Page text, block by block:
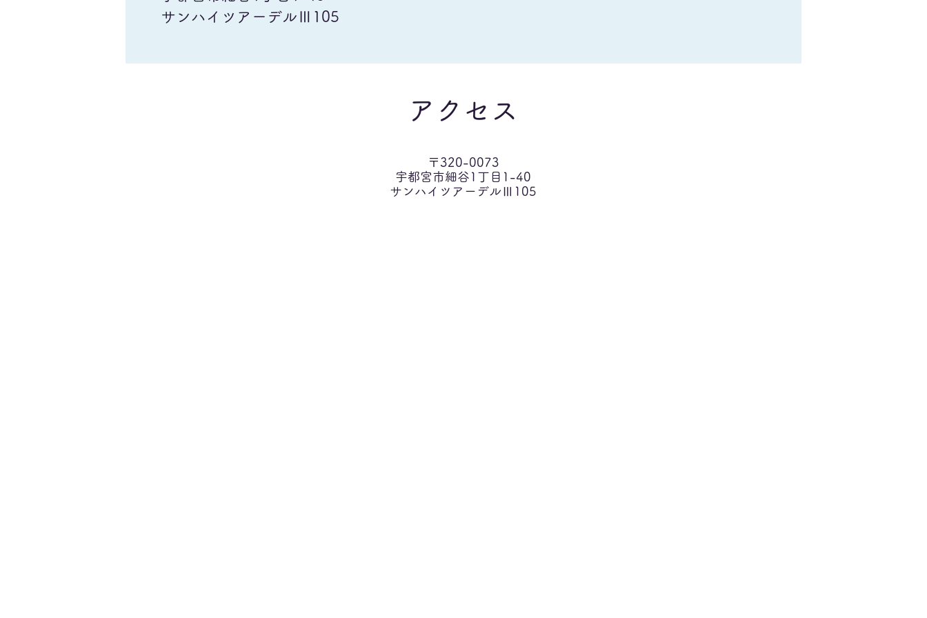
サンハイツアーデルⅢ105
アクセス
〒320-0073
宇都宮市細谷1丁目1-40
サンハイツアーデルⅢ105